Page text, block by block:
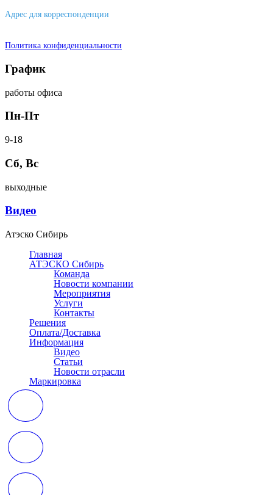
Адрес для корреспонденции
Политика конфиденциальности
График
работы офиса
Пн-Пт
9-18
Сб, Вс
выходные
Видео
Атэско Сибирь
Главная
АТЭСКО Сибирь
Команда
Новости компании
Мероприятия
Услуги
Контакты
Решения
Оплата/Доставка
Информация
Видео
Статьи
Новости отрасли
Маркировка